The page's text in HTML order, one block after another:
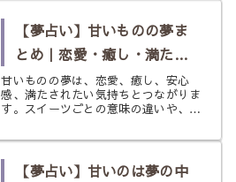
【夢占い】甘いものの夢ま
とめ｜恋愛・癒し・満たさ
れたい気持ちを読み解く
甘いものの夢は、恋愛、癒し、安心
感、満たされたい気持ちとつながりま
す。スイーツごとの意味の違いや、食
整理します。
【夢占い】甘いのは夢の中